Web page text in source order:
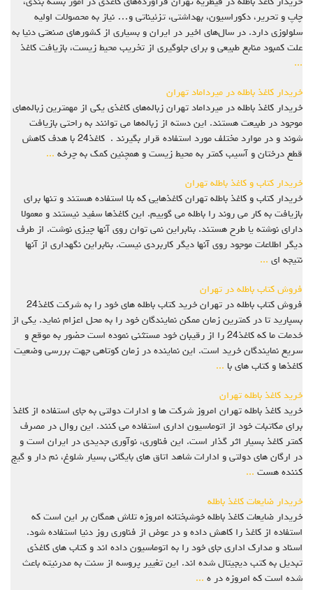
چاپ و تحریر، دکوراسیون، بهداشتی، تزئیناتی و… نیاز به محصولات اولیه
سلولوزی دارد. در سال‌های اخیر در ایران و بسیاری از کشورهای صنعتی دنیا به
علت کمبود منابع طبیعی و برای جلوگیری از تخریب محیط زیست، بازیافت کاغذ
...
خریدار کاغذ باطله در میرداماد تهران
خریدار کاغذ باطله در میرداماد تهران زباله‌های کاغذی یکی از مهمترین زباله‌های
موجود در طبیعت هستند. این دسته از زباله‌ها می ‌توانند به راحتی بازیافت
شوند و در موارد مختلف مورد استفاده قرار بگیرند . کاغذ24 با هدف کاهش
قطع درختان و آسیب کمتر به محیط زیست و همچنین کمک به چرخه ...
خریدار کتاب و کاغذ باطله تهران
خریدار کتاب و کاغذ باطله تهران کاغذهایی که بلا استفاده هستند و تنها برای
بازیافت به کار می روند را باطله می گوییم. این کاغذها سفید نیستند و معمولا
دارای نوشته یا طرح هستند. بنابراین نمی توان روی آنها چیزی نوشت. از طرف
دیگر اطلاعات موجود روی آنها دیگر کاربردی نیست. بنابراین نگهداری از آنها
نتیجه ای ...
فروش کتاب باطله در تهران
فروش کتاب باطله در تهران خرید کتاب باطله های خود را به شرکت کاغذ24
بسپارید تا در کمترین زمان ممکن نمایندگان خود را به محل اعزام نماید. یکی از
خدمات ما که کاغذ24 را از رقیبان خود مستثنی نموده است حضور به موقع و
سریع نمایندگان خرید است. این نماینده در زمان کوتاهی جهت بررسی وضعیت
کاغذها و کتاب های با ...
خرید کاغذ باطله تهران
خرید کاغذ باطله تهران امروز شرکت ها و ادارات دولتی به جای استفاده از کاغذ
برای مکاتبات خود از اتوماسیون اداری استفاده می کنند. این روال در مصرف
کمتر کاغذ بسیار اثر گذار است. این فناوری، نوآوری جدیدی در ایران است و
در ارگان های دولتی و ادارات شاهد اتاق های بایگانی بسیار شلوغ، نم دار و گیج
کننده هست ...
خریدار ضایعات کاغذ باطله
خریدار ضایعات کاغذ باطله خوشبختانه امروزه تلاش همگان بر این است که
استفاده از کاغذ را کاهش داده و در عوض از فناوری روز دنیا استفاده شود.
اسناد و مدارک اداری جای خود را به اتوماسیون داده اند و کتاب های کاغذی
تبدیل به کتب دیجیتال شده اند. این تغییر پروسه از سنت به مدرنیته باعث
شده است که امروزه در ه ...